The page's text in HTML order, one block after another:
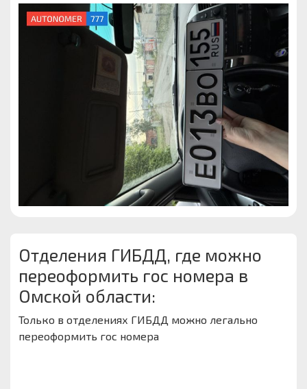
Отделения ГИБДД, где можно
переоформить гос номера в
Омской области:
Только в отделениях ГИБДД можно легально
переоформить гос номера